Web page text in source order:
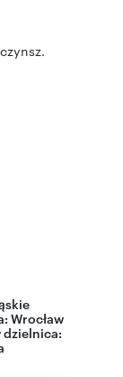
Wrocław
dzielnica: